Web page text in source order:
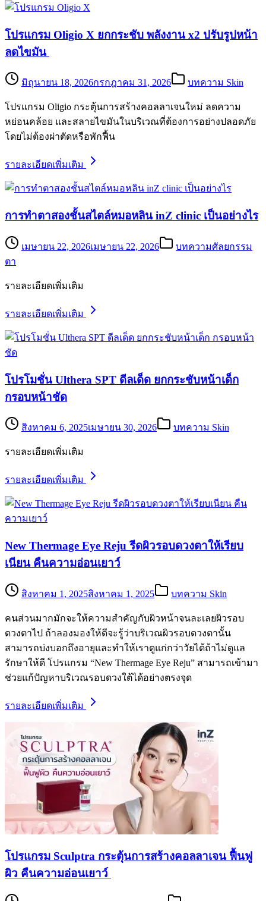
โปรแกรม Oligio X ยกกระชับ พลังงาน x2 ปรับรูปหน้า
ลดไขมัน
มิถุนายน 18, 2026กรกฎาคม 31, 2026 บทความ Skin
โปรแกรม Oligio กระตุ้นการสร้างคอลลาเจนใหม่ ลดความ
หย่อนคล้อย และสลายไขมันในบริเวณที่ต้องการอย่างปลอดภัย
โดยไม่ต้องผ่าตัดหรือพักฟื้น
รายละเอียดเพิ่มเติม
การทำตาสองชั้นสไตล์หมอหลิน inZ clinic เป็นอย่างไร
เมษายน 22, 2026เมษายน 22, 2026
บทความศัลยกรรม
ตา
รายละเอียดเพิ่มเติม
รายละเอียดเพิ่มเติม
โปรโมชั่น Ulthera SPT ดีลเด็ด ยกกระชับหน้าเด็ก
กรอบหน้าชัด
สิงหาคม 6, 2025เมษายน 30, 2026 บทความ Skin
รายละเอียดเพิ่มเติม
รายละเอียดเพิ่มเติม
New Thermage Eye Reju รีดผิวรอบดวงตาให้เรียบ
เนียน คืนความอ่อนเยาว์
สิงหาคม 1, 2025สิงหาคม 1, 2025 บทความ Skin
คนส่วนมากมักจะให้ความสำคัญกับผิวหน้าจนละเลยผิวรอบ
ดวงตาไป ถ้าลองมองให้ดีจะรู้ว่าบริเวณผิวรอบดวงตานั้น
สามารถบ่งบอกถึงอายุและทำให้เราดูแก่กว่าวัยได้ถ้าไม่ดูแล
รักษาให้ดี โปรแกรม “New Thermage Eye Reju” สามารถเข้ามา
ช่วยแก้ปัญหาบริเวณรอบดวงใต้ได้อย่างตรงจุด
รายละเอียดเพิ่มเติม
โปรแกรม Sculptra กระตุ้นการสร้างคอลลาเจน ฟื้นฟู
ผิว คืนความอ่อนเยาว์